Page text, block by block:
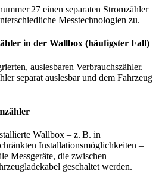
27 einen separaten Stromzähler
Messtechnologien zu.
in der Wallbox (häufigster Fall)
auslesbaren Verbrauchszähler.
separat auslesbar und dem Fahrzeug
Wallbox – z. B. in
Installationsmöglichkeiten –
Messgeräte, die zwischen
geschaltet werden.